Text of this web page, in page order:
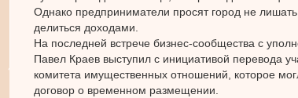
Однако предприниматели просят город не
делиться доходами.
На последней встрече бизнес-сообщества с
Павел Краев выступил с инициативой перевода
комитета имущественных отношений, которое
договор о временном размещении.